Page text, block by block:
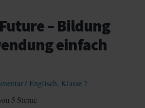
– Bildung
einfach
/ Englisch, Klasse 7
5 Sterne